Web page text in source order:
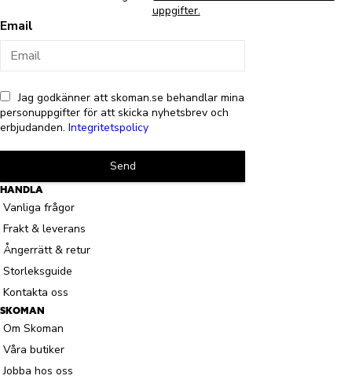
uppgifter.
Email
Jag godkänner att skoman.se behandlar mina
personuppgifter för att skicka nyhetsbrev och
erbjudanden. Integritetspolicy
Send
HANDLA
Vanliga frågor
Frakt & leverans
Ångerrätt & retur
Storleksguide
Kontakta oss
SKOMAN
Om Skoman
Våra butiker
Jobba hos oss